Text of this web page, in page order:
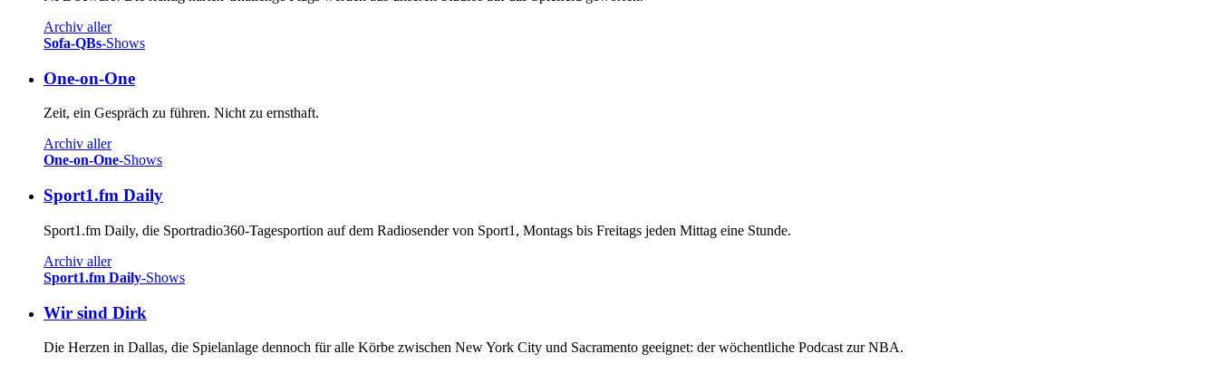
Archiv aller
Sofa-QBs-Shows
One-on-One
Zeit, ein Gespräch zu führen. Nicht zu ernsthaft.
Archiv aller
One-on-One-Shows
Sport1.fm Daily
Sport1.fm Daily, die Sportradio360-Tagesportion auf dem Radiosender von Sport1, Montags bis Freitags jeden Mittag eine Stunde.
Archiv aller
Sport1.fm Daily-Shows
Wir sind Dirk
Die Herzen in Dallas, die Spielanlage dennoch für alle Körbe zwischen New York City und Sacramento geeignet: der wöchentliche Podcast zur NBA.